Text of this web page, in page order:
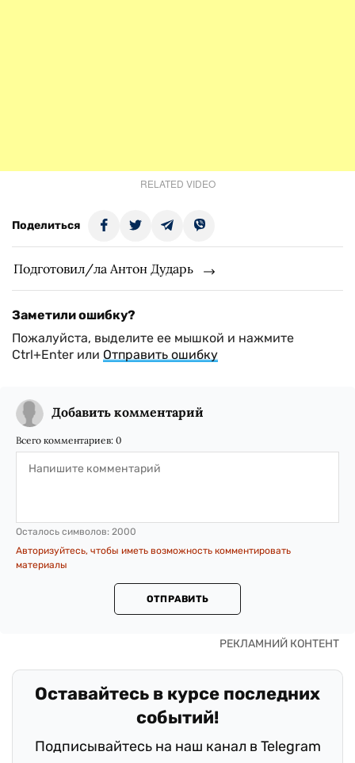
RELATED VIDEO
Поделиться
Подготовил/ла Антон Дударь
Заметили ошибку?
Пожалуйста, выделите ее мышкой и нажмите
Ctrl+Enter или Отправить ошибку
Добавить комментарий
Всего комментариев: 0
Осталось символов: 2000
Авторизуйтесь, чтобы иметь возможность комментировать
материалы
ОТПРАВИТЬ
Оставайтесь в курсе последних
событий!
Подписывайтесь на наш канал в Telegram